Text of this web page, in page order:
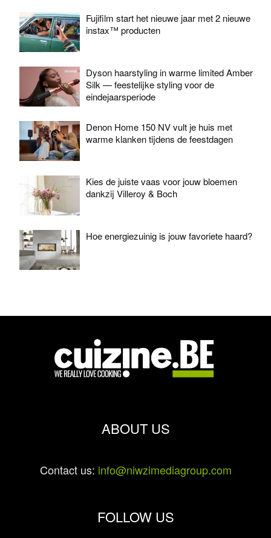
Fujifilm start het nieuwe jaar met 2 nieuwe
instax™ producten
Dyson haarstyling in warme limited Amber
Silk — feestelijke styling voor de
eindejaarsperiode
Denon Home 150 NV vult je huis met
warme klanken tijdens de feestdagen
Kies de juiste vaas voor jouw bloemen
dankzij Villeroy & Boch
Hoe energiezuinig is jouw favoriete haard?
ABOUT US
Contact us: info@niwzimediagroup.com
FOLLOW US